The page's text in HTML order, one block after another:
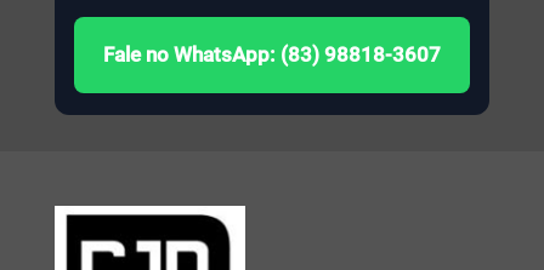
Fale no WhatsApp: (83) 98818-3607